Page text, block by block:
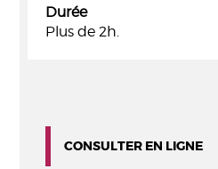
Durée
Plus de 2h.
CONSULTER EN LIGNE